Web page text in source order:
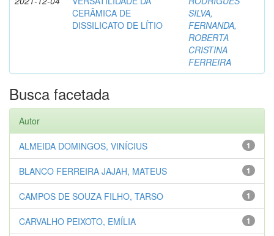
CERÂMICA DE
DISSILICATO DE LÍTIO
SILVA,
FERNANDA,
ROBERTA
CRISTINA
FERREIRA
Busca facetada
Autor
1
ALMEIDA DOMINGOS, VINÍCIUS
1
BLANCO FERREIRA JAJAH, MATEUS
1
CAMPOS DE SOUZA FILHO, TARSO
1
CARVALHO PEIXOTO, EMÍLIA